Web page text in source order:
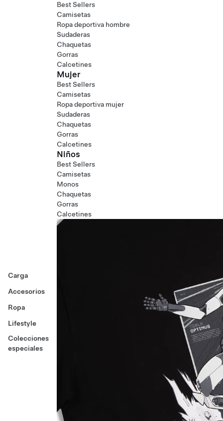
Carga
Accesorios
Ropa
Lifestyle
Colecciones
especiales
Best Sellers
Camisetas
Ropa deportiva hombre
Sudaderas
Chaquetas
Gorras
Calcetines
Mujer
Best Sellers
Camisetas
Ropa deportiva mujer
Sudaderas
Chaquetas
Gorras
Calcetines
Niños
Best Sellers
Camisetas
Monos
Chaquetas
Gorras
Calcetines